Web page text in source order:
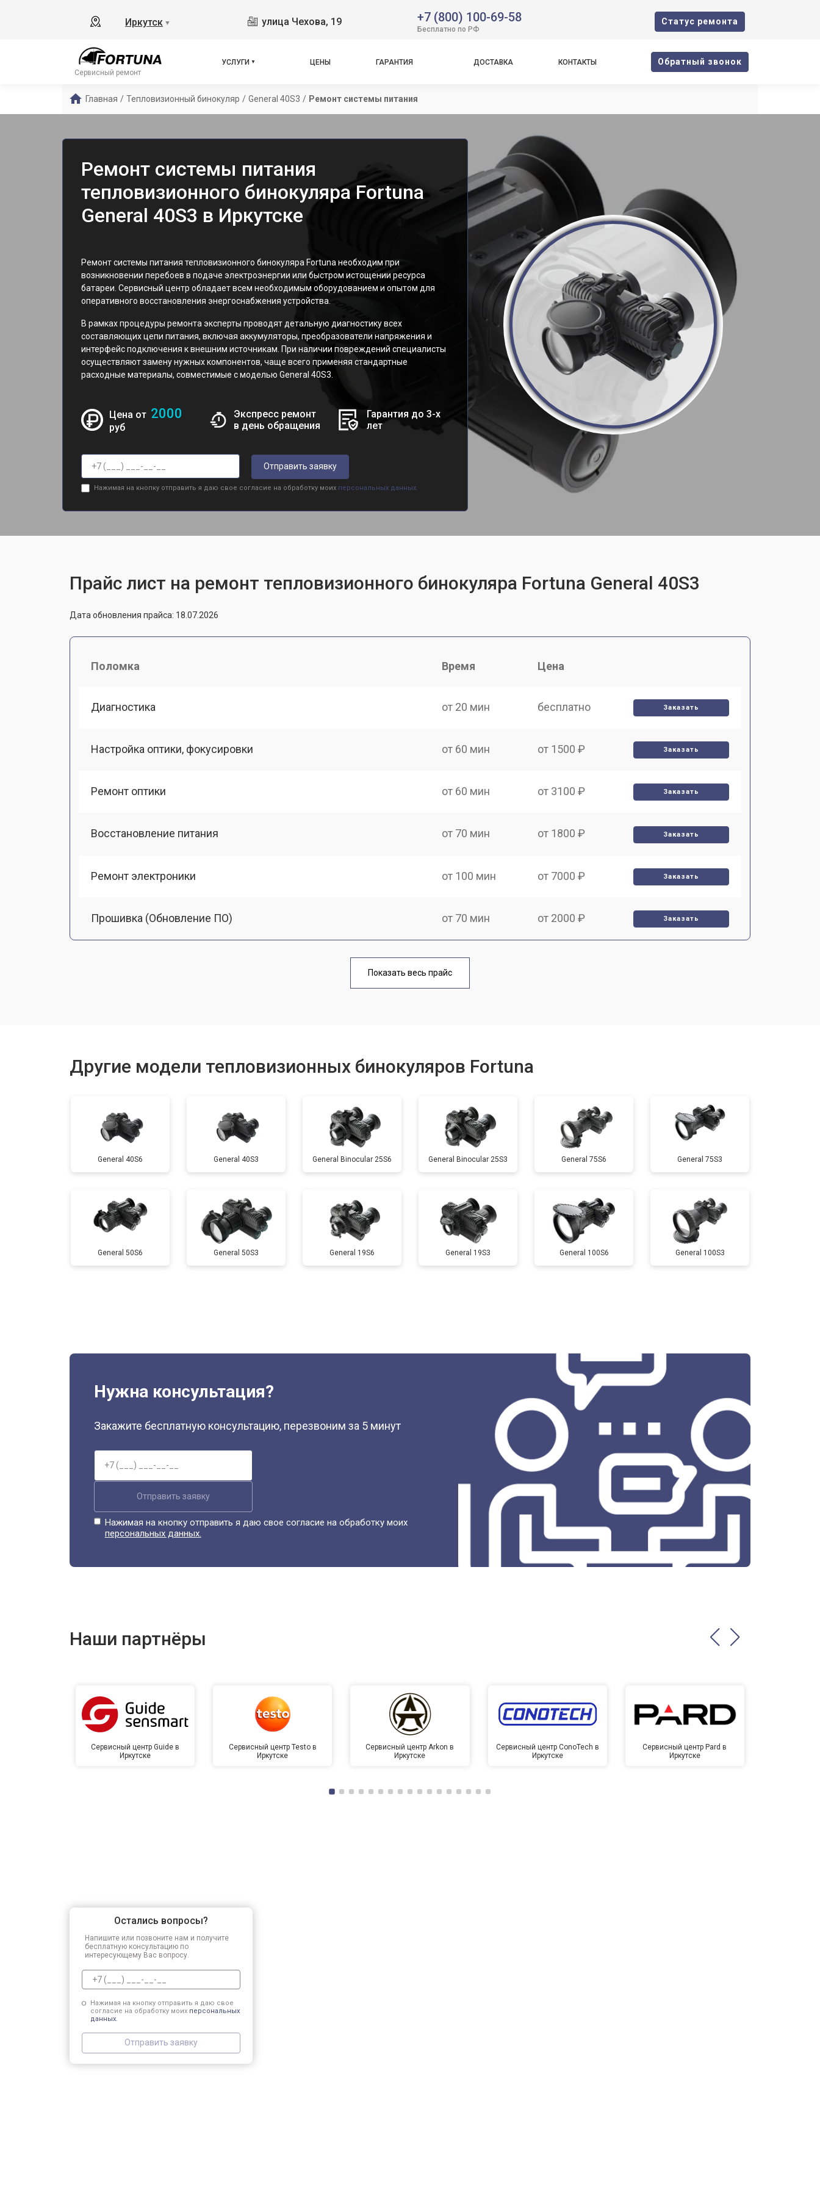
Иркутск ▼ улица Чехова, 19 +7 (800) 100-69-58
Бесплатно по РФ
Cтатус ремонта
Сервисный ремонт
УСЛУГИ ЦЕНЫ ГАРАНТИЯ ДОСТАВКА КОНТАКТЫ Oбратный звонок
Главная / Тепловизионный бинокуляр / General 40S3 / Ремонт системы питания
Ремонт системы питания
тепловизионного бинокуляра Fortuna
General 40S3 в Иркутске
Ремонт системы питания тепловизионного бинокуляра Fortuna необходим при
возникновении перебоев в подаче электроэнергии или быстром истощении ресурса
батареи. Сервисный центр обладает всем необходимым оборудованием и опытом для
оперативного восстановления энергоснабжения устройства.
В рамках процедуры ремонта эксперты проводят детальную диагностику всех
составляющих цепи питания, включая аккумуляторы, преобразователи напряжения и
интерфейс подключения к внешним источникам. При наличии повреждений специалисты
осуществляют замену нужных компонентов, чаще всего применяя стандартные
расходные материалы, совместимые с моделью General 40S3.
Цена от 2000
руб
Экспресс ремонт
в день обращения
Гарантия до 3-х
лет
Отправить заявку
Нажимая на кнопку отправить я даю свое согласие на обработку моих персональных данных.
Прайс лист на ремонт тепловизионного бинокуляра Fortuna General 40S3
Дата обновления прайса: 18.07.2026
Поломка Время Цена
Диагностика от 20 мин бесплатно Заказать
Настройка оптики, фокусировки от 60 мин от 1500 ₽ Заказать
Ремонт оптики от 60 мин от 3100 ₽ Заказать
Восстановление питания от 70 мин от 1800 ₽ Заказать
Ремонт электроники от 100 мин от 7000 ₽ Заказать
Прошивка (Обновление ПО) от 70 мин от 2000 ₽ Заказать
от 40 мин
Показать весь прайс
Другие модели тепловизионных бинокуляров Fortuna
General 40S6 General 40S3 General Binocular 25S6 General Binocular 25S3 General 75S6 General 75S3
General 50S6 General 50S3 General 19S6 General 19S3 General 100S6 General 100S3
Нужна консультация?
Закажите бесплатную консультацию, перезвоним за 5 минут
Отправить заявку
Нажимая на кнопку отправить я даю свое согласие на обработку моих
персональных данных.
Наши партнёры
Сервисный центр Guide в
Иркутске
Сервисный центр Testo в
Иркутске
Сервисный центр Arkon в
Иркутске
Сервисный центр ConoTech в
Иркутске
Сервисный центр Pard в
Иркутске
Остались вопросы?
Напишите или позвоните нам и получите
бесплатную консультацию по
интересующему Вас вопросу.
Нажимая на кнопку отправить я даю свое
согласие на обработку моих персональных
данных.
Отправить заявку